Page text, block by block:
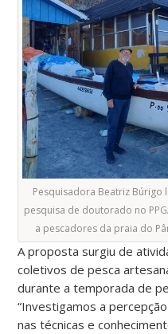
Pesquisadora Beatriz Búrigo
pesquisa de doutorado no
a pescadores da praia do
A proposta surgiu de
coletivos de pesca
durante a temporada de
“Investigamos a
nas técnicas e